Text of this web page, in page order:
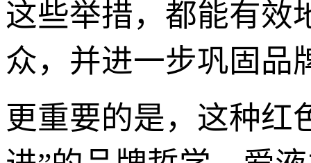
这些举措，都能有效
众，并进一步巩固品
更重要的是，这种红